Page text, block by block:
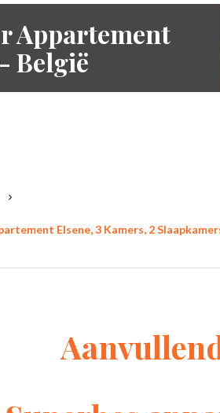
Appartement
België
Elsene, 3 Kamers, 2